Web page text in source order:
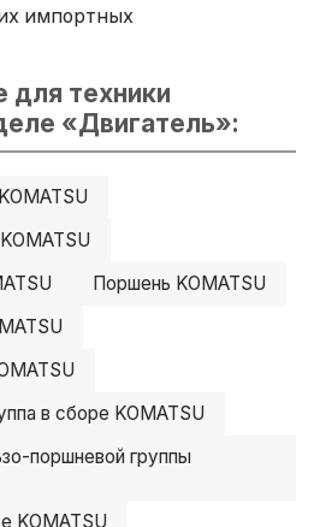
импортных
техники
«Двигатель»:
Поршень KOMATSU
в сборе KOMATSU
поршневой группы
KOMATSU